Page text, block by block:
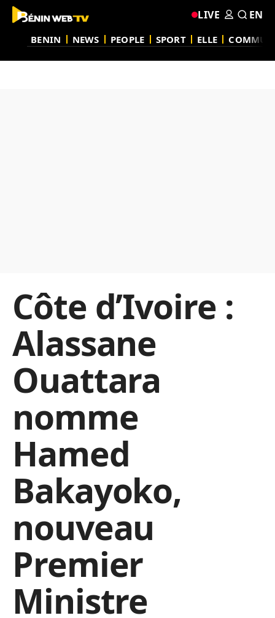
BENIN NEWS PEOPLE SPORT ELLE
LIVE EN
Côte d’Ivoire :
Alassane
Ouattara
nomme
Hamed
Bakayoko,
nouveau
Premier
Ministre